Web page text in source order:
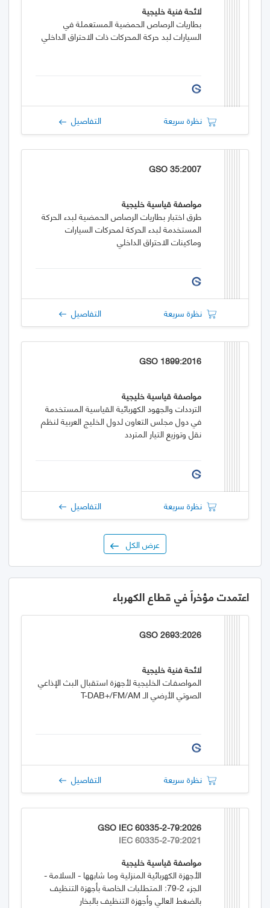
لائحة فنية خليجية
بطاريات الرصاص الحمضية المستعملة في
السيارات لبد حركة المحركات ذات الاحتراق الداخلي
نظرة سريعة التفاصيل
GSO 35:2007
مواصفة قياسية خليجية
طرق اختبار بطاريات الرصاص الحمضية لبدء الحركة
المستخدمة لبدء الحركة لمحركات السيارات
وماكينات الاحتراق الداخلي
نظرة سريعة التفاصيل
GSO 1899:2016
مواصفة قياسية خليجية
الترددات والجهود الكهربائية القياسية المستخدمة
في دول مجلس التعاون لدول الخليج العربية لنظم
نقل وتوزيع التيار المتردد
نظرة سريعة التفاصيل
عرض الكل
اعتمدت مؤخراً في قطاع الكهرباء
GSO 2693:2026
لائحة فنية خليجية
المواصفـات الخليجية لأجهزة استقبال البث الإذاعي
الصوتي الأرضي الـ T-DAB+/FM/AM
نظرة سريعة التفاصيل
GSO IEC 60335-2-79:2026
IEC 60335-2-79:2021
مواصفة قياسية خليجية
الأجهزة الكهربائية المنزلية وما شابهها - السلامة -
الجزء 2-79: المتطلبات الخاصة بأجهزة التنظيف
بالضغط العالي وأجهزة التنظيف بالبخار